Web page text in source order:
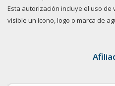
Esta autorización incluye el uso
visible un ícono, logo o marca de